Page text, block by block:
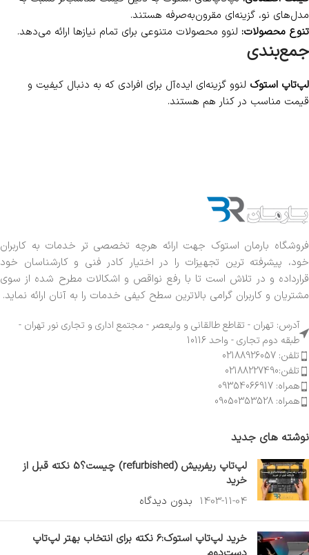
بررسی مشخصات سخت‌افزاری
قبل از خرید، به پردازنده، رم، حافظه داخلی،
و کارت گرافیک توجه کنید.
سلامت باتری
باتری لپ‌تاپ استوک باید توانایی نگهداری شارژ مناسبی
داشته باشد.
صفحه‌نمایش آسیب‌ ندیده باشد.
گارانتی و خدمات پس از فروش:از فروشنده‌ای خرید کنید که گارانتی معتبر
کیفیت ساخت بالا:برند لنوو به دلیل تولید لپ‌تاپ‌های مقاوم و بادوام
شناخته شده است.
مدل‌های نو، گزینه‌ای مقرون‌به‌صرفه هستند.
تنوع محصولات :لنوو محصولات متنوعی برای تمام نیازها ارائه می‌دهد.
جمع‌بندی
لپ‌تاپ‌ استوک
لنوو گزینه‌ای ایده‌آل برای افرادی که به دنبال کیفیت و
قیمت مناسب در کنار هم هستند.
فروشگاه بارمان استوک جهت ارائه هرچه تخصصی تر خدمات به کاربران
خود، پیشرفته ترین تجهیزات را در اختیار کادر فنی و کارشناسان خود
مشتریان و کاربران گرامی بالاترین سطح کیفی خدمات را به آنان ارائه نماید.